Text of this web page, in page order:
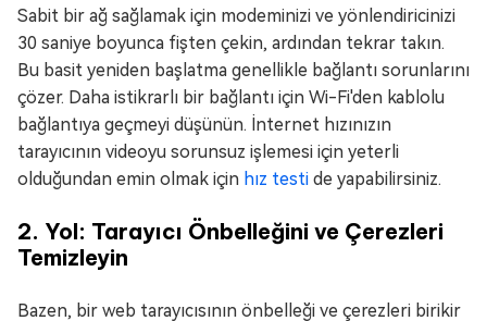
Sabit bir ağ sağlamak için modeminizi ve yönlendiricinizi
30 saniye boyunca fişten çekin, ardından tekrar takın.
Bu basit yeniden başlatma genellikle bağlantı sorunlarını
çözer. Daha istikrarlı bir bağlantı için Wi-Fi'den kablolu
bağlantıya geçmeyi düşünün. İnternet hızınızın
tarayıcının videoyu sorunsuz işlemesi için yeterli
olduğundan emin olmak için hız testi de yapabilirsiniz.
2. Yol: Tarayıcı Önbelleğini ve Çerezleri
Temizleyin
Bazen, bir web tarayıcısının önbelleği ve çerezleri birikir